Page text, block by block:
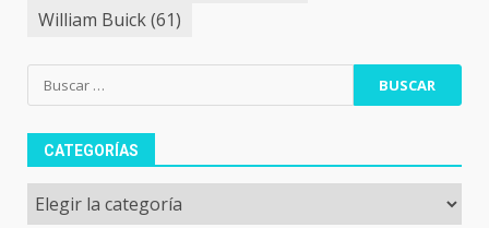
William Buick(61)
Buscar:
CATEGORÍAS
Categorías